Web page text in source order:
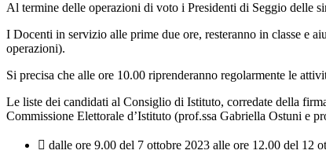
Al termine delle operazioni di voto i Presidenti di Seggio delle
I Docenti in servizio alle prime due ore, resteranno in classe e
operazioni).
Si precisa che alle ore 10.00 riprenderanno regolarmente le
Le liste dei candidati al Consiglio di Istituto, corredate della
Commissione Elettorale d’Istituto (prof.ssa Gabriella Ostuni e
 dalle ore 9.00 del 7 ottobre 2023 alle ore 12.00 del 12